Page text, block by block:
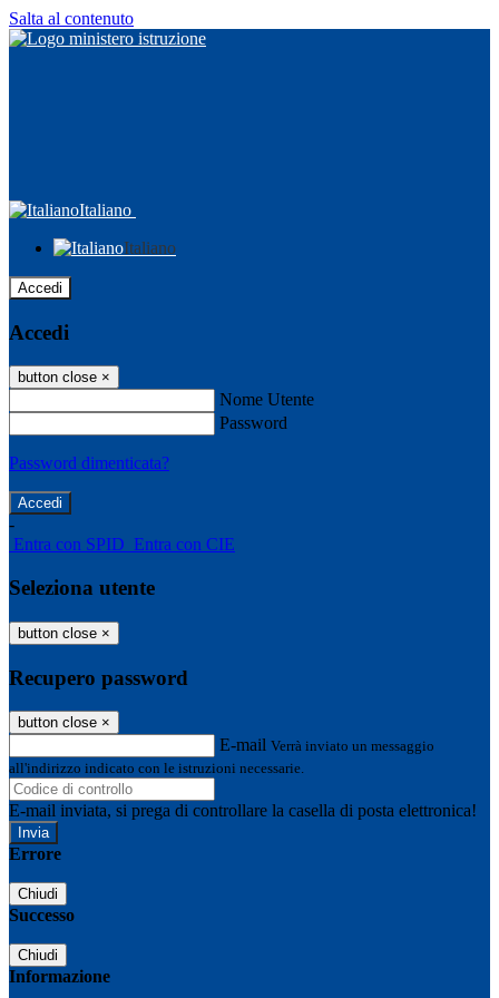
Salta al contenuto
Italiano
Italiano
Accedi
Accedi
button close ×
Nome Utente
Password
Password dimenticata?
-
Entra con SPID Entra con CIE
Seleziona utente
button close ×
Recupero password
button close ×
E-mail Verrà inviato un messaggio
all'indirizzo indicato con le istruzioni necessarie.
E-mail inviata, si prega di controllare la casella di posta elettronica!
Errore
Chiudi
Successo
Chiudi
Informazione